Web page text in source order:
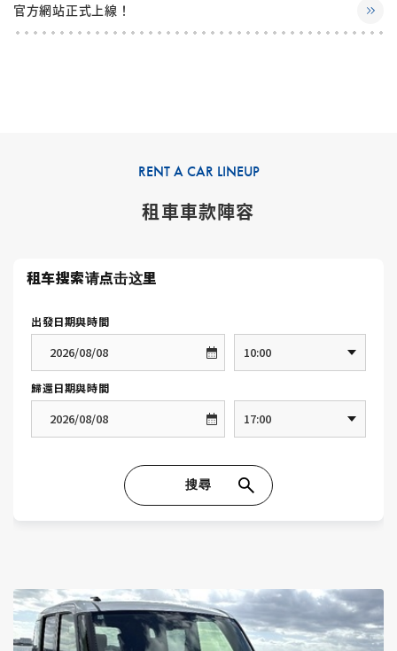
官方網站正式上線！
RENT A CAR LINEUP
租車車款陣容